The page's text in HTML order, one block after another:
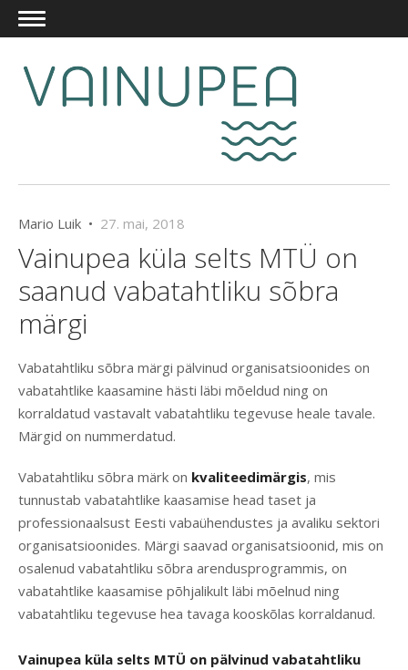
Mario Luik • 27. mai, 2018
Vainupea küla selts MTÜ on
saanud vabatahtliku sõbra
märgi
Vabatahtliku sõbra märgi pälvinud organisatsioonides on
vabatahtlike kaasamine hästi läbi mõeldud ning on
korraldatud vastavalt vabatahtliku tegevuse heale tavale.
Märgid on nummerdatud.
Vabatahtliku sõbra märk on kvaliteedimärgis, mis
tunnustab vabatahtlike kaasamise head taset ja
professionaalsust Eesti vabaühendustes ja avaliku sektori
organisatsioonides. Märgi saavad organisatsioonid, mis on
osalenud vabatahtliku sõbra arendusprogrammis, on
vabatahtlike kaasamise põhjalikult läbi mõelnud ning
vabatahtliku tegevuse hea tavaga kooskõlas korraldanud.
Vainupea küla selts MTÜ on pälvinud vabatahtliku